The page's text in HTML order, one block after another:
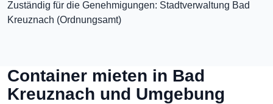
Zuständig für die Genehmigungen: Stadtverwaltung Bad
Kreuznach (Ordnungsamt)
Container mieten in Bad
Kreuznach und Umgebung